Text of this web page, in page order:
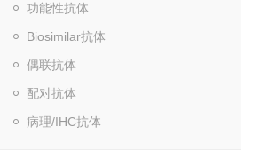
功能性抗体
Biosimilar抗体
偶联抗体
配对抗体
病理/IHC抗体